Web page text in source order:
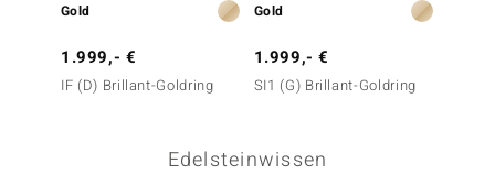
Gold
1.999,- €
IF (D) Brillant-Goldring
Gold
1.999,- €
SI1 (G) Brillant-Goldring
Edelsteinwissen